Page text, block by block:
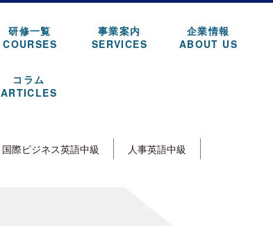
研修一覧
COURSES
事業案内
SERVICES
企業情報
ABOUT US
コラム
ARTICLES
国際ビジネス英語中級 人事英語中級